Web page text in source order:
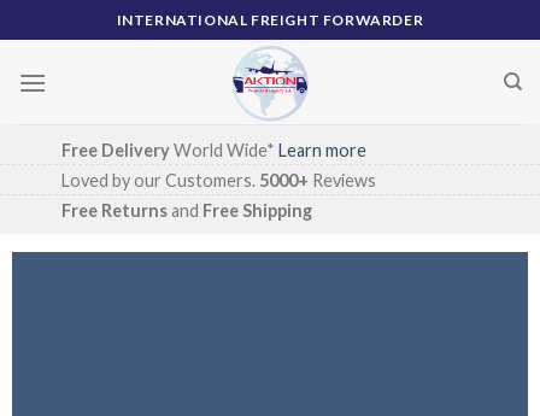
to
content
INTERNATIONAL FREIGHT FORWARDER
Free DeliveryWorld Wide* Learn more
Loved by our Customers. 5000+ Reviews
Free Returnsand Free Shipping